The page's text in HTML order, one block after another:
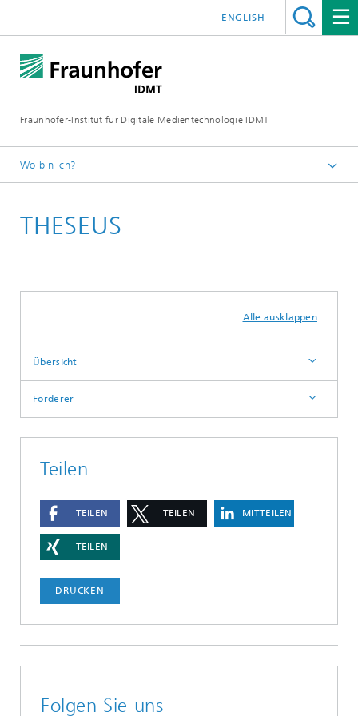
Fraunhofer-Institut für Digitale Medientechnologie IDMT
ENGLISH
Wo bin ich?
Über uns
THESEUS
Alle ausklappen
Übersicht
Förderer
Teilen
TEILEN TEILEN MITTEILEN
TEILEN
DRUCKEN
Folgen Sie uns